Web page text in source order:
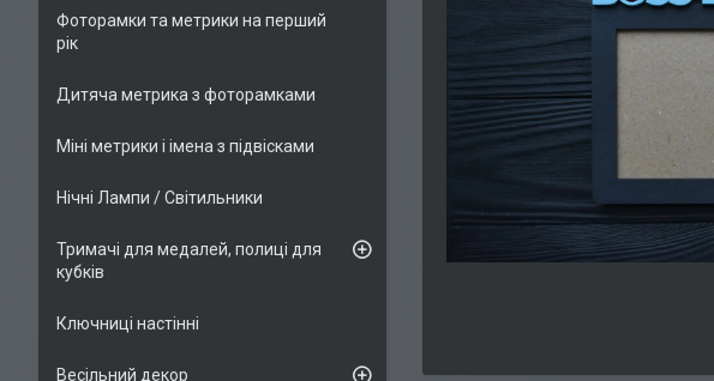
Фоторамки та метрики на перший
рік
Дитяча метрика з фоторамками
Міні метрики і імена з підвісками
Нічні Лампи / Світильники
Тримачі для медалей, полиці для
кубків
Ключниці настінні
Весільний декор